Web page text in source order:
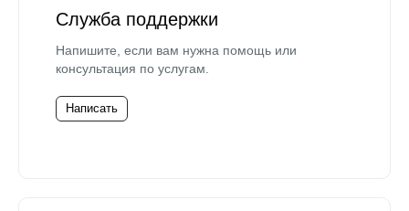
Служба поддержки
Напишите, если вам нужна помощь или
консультация по услугам.
Написать